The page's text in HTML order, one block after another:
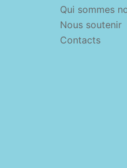
Qui sommes
Nous soutenir
Contacts